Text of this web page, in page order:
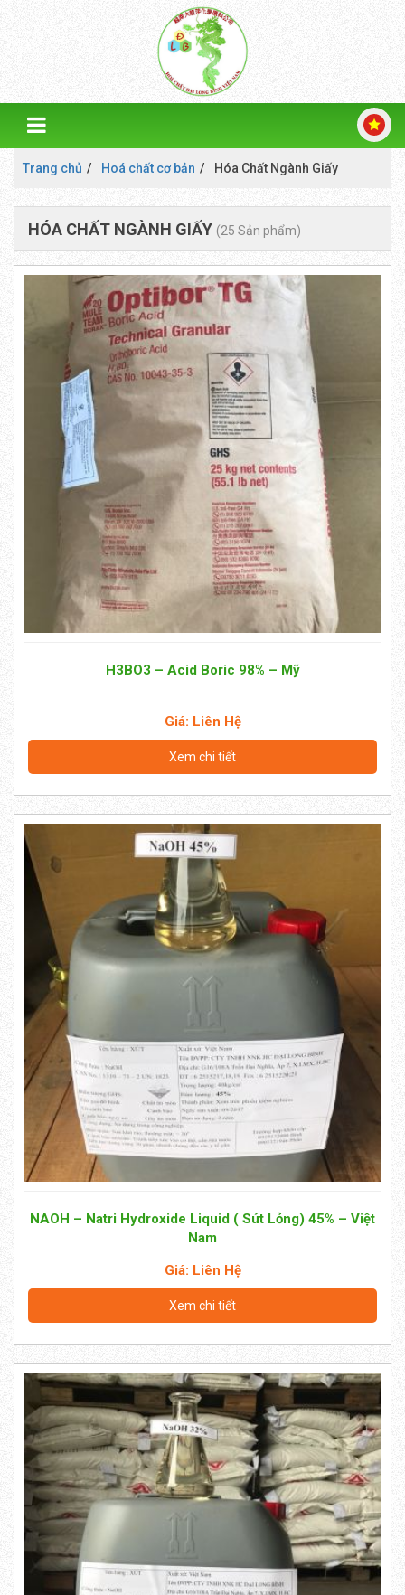
Trang chủ Hoá chất cơ bản Hóa Chất Ngành Giấy
HÓA CHẤT NGÀNH GIẤY (25 Sản phẩm)
H3BO3 – Acid Boric 98% – Mỹ
Giá: Liên Hệ
Xem chi tiết
NAOH – Natri Hydroxide Liquid ( Sút Lỏng) 45% – Việt
Nam
Giá: Liên Hệ
Xem chi tiết